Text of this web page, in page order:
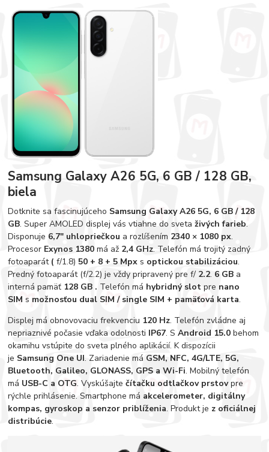
Samsung Galaxy A26 5G, 6 GB / 128 GB,
biela
Dotknite sa fascinujúceho Samsung Galaxy A26 5G, 6 GB / 128
GB. Super AMOLED displej vás vtiahne do svetaživých farieb.
Disponuje 6,7" uhlopriečkou a rozlíšením 2340 × 1080 px.
Procesor Exynos 1380 má až 2,4 GHz. Telefón má trojitý zadný
fotoaparát ( f/1.8) 50 + 8 + 5 Mpx s optickou stabilizáciou.
Predný fotoaparát (f/2.2) je vždy pripravený pre f/ 2.2. 6 GB a
interná pamäť 128 GB . Telefón má hybridný slot pre nano
SIM s možnosťou dual SIM / single SIM + pamäťová karta.
Displej má obnovovaciu frekvenciu 120 Hz. Telefón zvládne aj
nepriaznivé počasie vďaka odolnosti IP67. SAndroid 15.0 behom
okamihu vstúpite do sveta plného aplikácií. K dispozícii
je Samsung One UI. Zariadenie má GSM, NFC, 4G/LTE, 5G,
Bluetooth, Galileo, GLONASS, GPS a Wi-Fi. Mobilný telefón
má USB-C a OTG. Vyskúšajtečítačku odtlačkov prstovpre
rýchle prihlásenie. Smartphone má akcelerometer, digitálny
kompas, gyroskop a senzor priblíženia. Produkt je z oficiálnej
distribúcie.